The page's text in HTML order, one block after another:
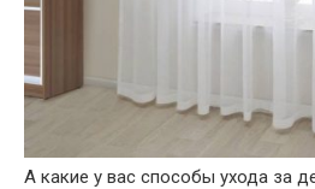
А какие у вас способы ухода за